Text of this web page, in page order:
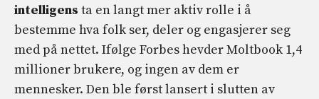
intelligens ta en langt mer aktiv rolle i å
bestemme hva folk ser, deler og engasjerer seg
med på nettet. Ifølge Forbes hevder Moltbook 1,4
millioner brukere, og ingen av dem er
mennesker. Den ble først lansert i slutten av